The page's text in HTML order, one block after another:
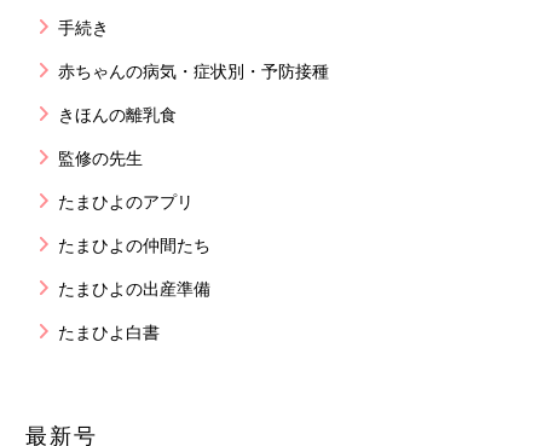
手続き
赤ちゃんの病気・症状別・予防接種
きほんの離乳食
監修の先生
たまひよのアプリ
たまひよの仲間たち
たまひよの出産準備
たまひよ白書
最新号